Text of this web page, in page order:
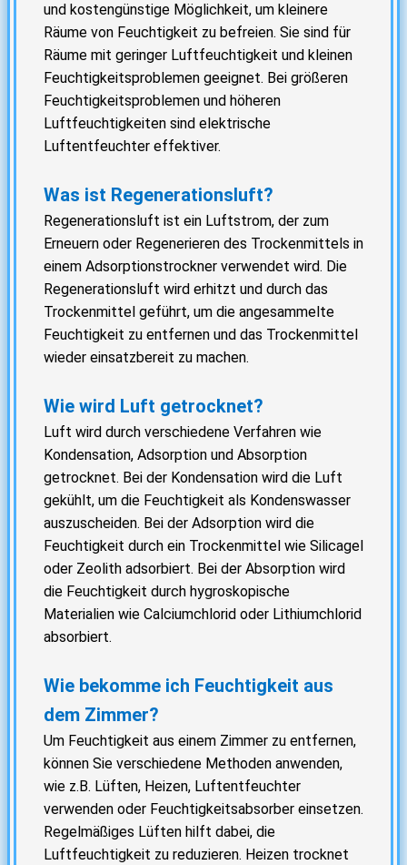
und kostengünstige Möglichkeit, um kleinere
Räume von Feuchtigkeit zu befreien. Sie sind für
Räume mit geringer Luftfeuchtigkeit und kleinen
Feuchtigkeitsproblemen geeignet. Bei größeren
Feuchtigkeitsproblemen und höheren
Luftfeuchtigkeiten sind elektrische
Luftentfeuchter effektiver.
Was ist Regenerationsluft?
Regenerationsluft ist ein Luftstrom, der zum
Erneuern oder Regenerieren des Trockenmittels in
einem Adsorptionstrockner verwendet wird. Die
Regenerationsluft wird erhitzt und durch das
Trockenmittel geführt, um die angesammelte
Feuchtigkeit zu entfernen und das Trockenmittel
wieder einsatzbereit zu machen.
Wie wird Luft getrocknet?
Luft wird durch verschiedene Verfahren wie
Kondensation, Adsorption und Absorption
getrocknet. Bei der Kondensation wird die Luft
gekühlt, um die Feuchtigkeit als Kondenswasser
auszuscheiden. Bei der Adsorption wird die
Feuchtigkeit durch ein Trockenmittel wie Silicagel
oder Zeolith adsorbiert. Bei der Absorption wird
die Feuchtigkeit durch hygroskopische
Materialien wie Calciumchlorid oder Lithiumchlorid
absorbiert.
Wie bekomme ich Feuchtigkeit aus
dem Zimmer?
Um Feuchtigkeit aus einem Zimmer zu entfernen,
können Sie verschiedene Methoden anwenden,
wie z.B. Lüften, Heizen, Luftentfeuchter
verwenden oder Feuchtigkeitsabsorber einsetzen.
Regelmäßiges Lüften hilft dabei, die
Luftfeuchtigkeit zu reduzieren. Heizen trocknet